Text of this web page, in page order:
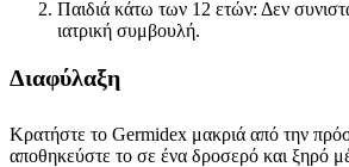
Παιδιά κάτω των 12 ετών: Δεν
ιατρική συμβουλή.
Διαφύλαξη
Κρατήστε το Germidex μακριά από την
αποθηκεύστε το σε ένα δροσερό και ξηρό